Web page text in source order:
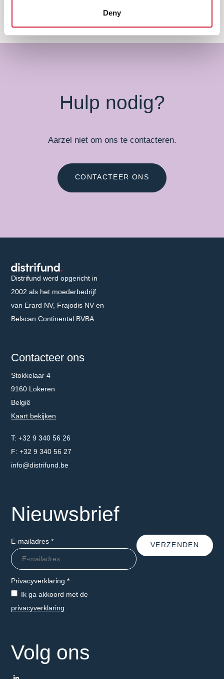
Deny
Hulp nodig?
Aarzel niet om ons te contacteren.
CONTACTEER ONS
Distrifund homepage
Distrifund werd opgericht in
2002 als het moederbedrijf
van Erard NV, Frajodis NV en
Belscan Continental BVBA.
Contacteer ons
Stokkelaar 4
9160 Lokeren
België
Kaart bekijken
Telefoonnummer
+32 9 340 56 26
Faxnummer
+32 9 340 56 27
E-mailadres
info@distrifund.be
Nieuwsbrief
E-mailadres*
Privacyverklaring*
Ik ga akkoord met de
privacyverklaring
VERZENDEN
Volg ons